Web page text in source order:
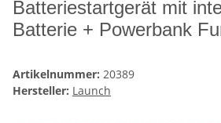
Batteriestartgerät mit
Batterie + Powerbank
Artikelnummer: 20389
Hersteller: Launch